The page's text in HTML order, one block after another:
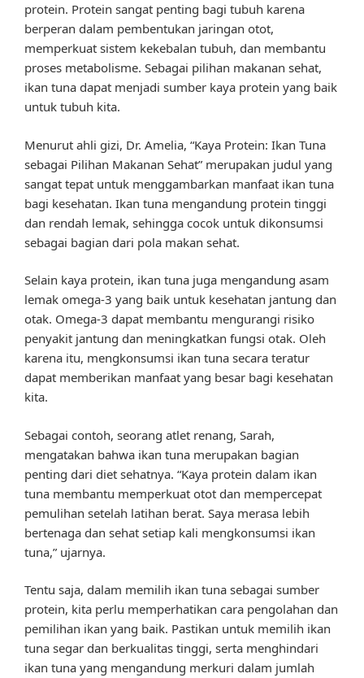
protein. Protein sangat penting bagi tubuh karena
berperan dalam pembentukan jaringan otot,
memperkuat sistem kekebalan tubuh, dan membantu
proses metabolisme. Sebagai pilihan makanan sehat,
ikan tuna dapat menjadi sumber kaya protein yang baik
untuk tubuh kita.
Menurut ahli gizi, Dr. Amelia, “Kaya Protein: Ikan Tuna
sebagai Pilihan Makanan Sehat” merupakan judul yang
sangat tepat untuk menggambarkan manfaat ikan tuna
bagi kesehatan. Ikan tuna mengandung protein tinggi
dan rendah lemak, sehingga cocok untuk dikonsumsi
sebagai bagian dari pola makan sehat.
Selain kaya protein, ikan tuna juga mengandung asam
lemak omega-3 yang baik untuk kesehatan jantung dan
otak. Omega-3 dapat membantu mengurangi risiko
penyakit jantung dan meningkatkan fungsi otak. Oleh
karena itu, mengkonsumsi ikan tuna secara teratur
dapat memberikan manfaat yang besar bagi kesehatan
kita.
Sebagai contoh, seorang atlet renang, Sarah,
mengatakan bahwa ikan tuna merupakan bagian
penting dari diet sehatnya. “Kaya protein dalam ikan
tuna membantu memperkuat otot dan mempercepat
pemulihan setelah latihan berat. Saya merasa lebih
bertenaga dan sehat setiap kali mengkonsumsi ikan
tuna,” ujarnya.
Tentu saja, dalam memilih ikan tuna sebagai sumber
protein, kita perlu memperhatikan cara pengolahan dan
pemilihan ikan yang baik. Pastikan untuk memilih ikan
tuna segar dan berkualitas tinggi, serta menghindari
ikan tuna yang mengandung merkuri dalam jumlah